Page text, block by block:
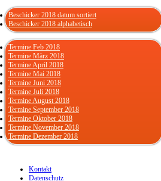
Beschicker 2018 datum sortiert
Beschicker 2018 alphabetisch
Termine Feb 2018
Termine März 2018
Termine April 2018
Termine Mai 2018
Termine Juni 2018
Termine Juli 2018
Termine August 2018
Termine September 2018
Termine Oktober 2018
Termine November 2018
Termine Dezember 2018
Kontakt
Datenschutz